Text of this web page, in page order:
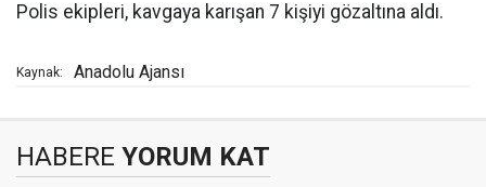
Polis ekipleri, kavgaya karışan 7 kişiyi gözaltına aldı.
Kaynak: Anadolu Ajansı
HABERE YORUM KAT